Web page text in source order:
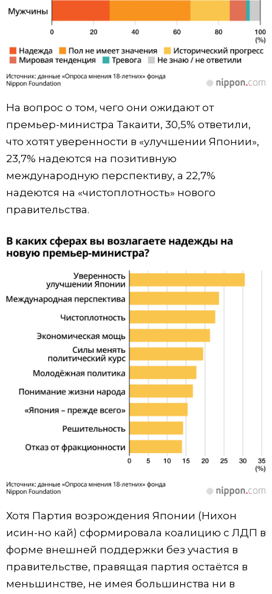
На вопрос о том, чего они ожидают от
премьер-министра Такаити, 30,5% ответили,
что хотят уверенности в «улучшении Японии»,
23,7% надеются на позитивную
международную перспективу, а 22,7%
надеются на «чистоплотность» нового
правительства.
Хотя Партия возрождения Японии (Нихон
исин-но кай) сформировала коалицию с ЛДП в
форме внешней поддержки без участия в
правительстве, правящая партия остаётся в
меньшинстве, не имея большинства ни в